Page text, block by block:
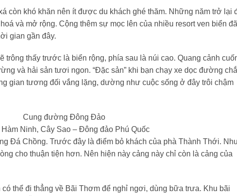
còn khó khăn nên ít được du khách ghé thăm. Những năm trở lại
và mở rộng. Cộng thêm sự mọc lên của nhiều resort ven biển đã
gian gần đây.
trông thấy trước là biển rộng, phía sau là núi cao. Quang cảnh
và hải sản tươi ngon. “Đặc sản” khi bạn chạy xe dọc đường
gian tương đối vắng lặng, dường như cuộc sống ở đây trôi chậm
Ninh, Cây Sao – Đông đảo Phú Quốc
Đá Chồng. Trước đây là điểm bỏ khách của phà Thành Thới.
cho thuận tiện hơn. Nên hiện này cảng này chỉ còn là cảng của
thể đi thẳng về Bãi Thơm để nghỉ ngơi, dùng bữa trưa. Khu bãi